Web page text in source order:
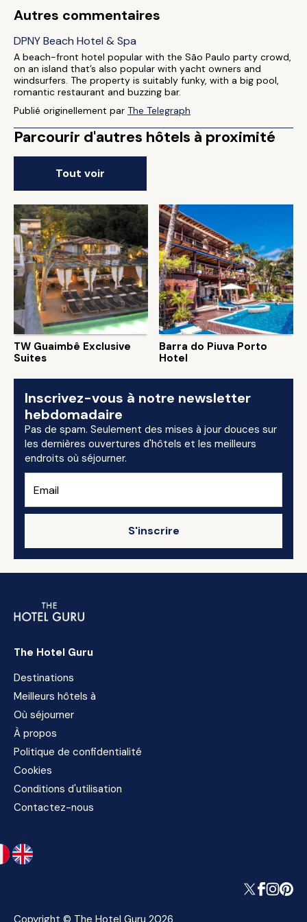
Autres commentaires
DPNY Beach Hotel & Spa
A beach-front hotel popular with the São Paulo party crowd,
on an island that’s also popular with yacht owners and
windsurfers. The property is suitably funky, with a big pool,
romantic restaurant and buzzing bar.
Publié originellement par The Telegraph
Parcourir d'autres hôtels à proximité
Tout voir
TW Guaimbê Exclusive
Suites
Barra do Piuva Porto
Hotel
Inscrivez-vous à notre newsletter
hebdomadaire
Pas de spam. Seulement des mises à jour douces sur
les dernières ouvertures d'hôtels et les meilleurs
endroits où séjourner.
S'inscrire
The Hotel Guru
Destinations
Meilleurs hôtels à
Où séjourner
À propos
Politique de confidentialité
Cookies
Conditions d'utilisation
Contactez-nous
Copyright © The Hotel Guru 2026